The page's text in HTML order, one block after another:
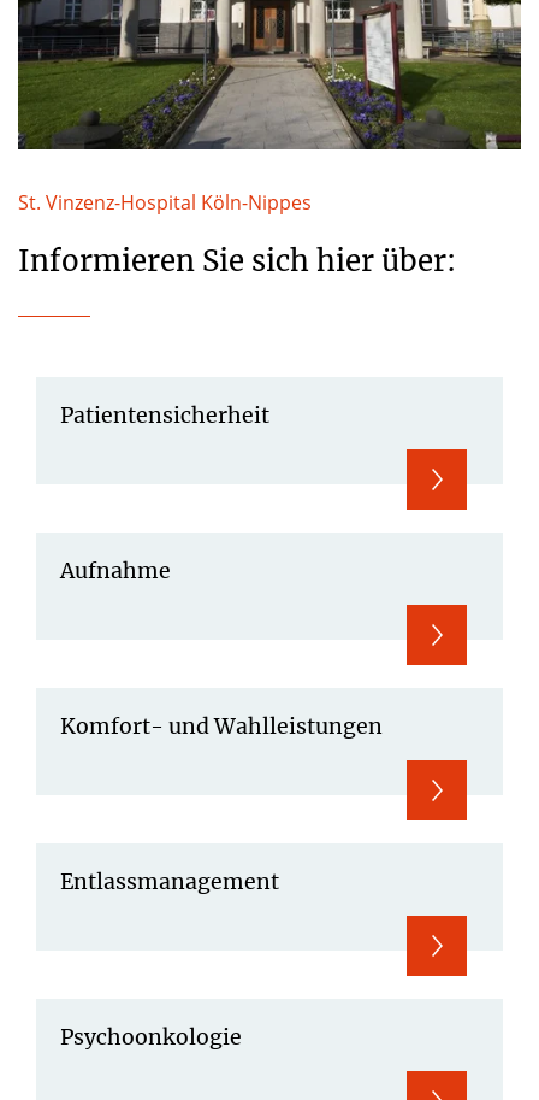
St. Vinzenz-Hospital Köln-Nippes
Informieren Sie sich hier über:
Patientensicherheit
Aufnahme
Komfort- und Wahlleistungen
Entlassmanagement
Psychoonkologie